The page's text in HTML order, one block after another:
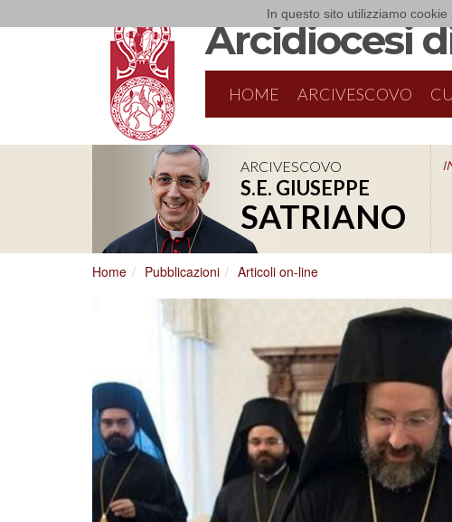
In questo sito utilizziamo
Arcidiocesi
HOME ARCIVESCOVO
ARCIVESCOVO
S.E. GIUSEPPE
SATRIANO
Home Pubblicazioni Articoli on-line